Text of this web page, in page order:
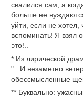
свалился сам, а
больше не
уйти, если не
вспоминать! Я взял
это!..
* Из лирической
"...И незаметно
обессмысленные
** Буквально: